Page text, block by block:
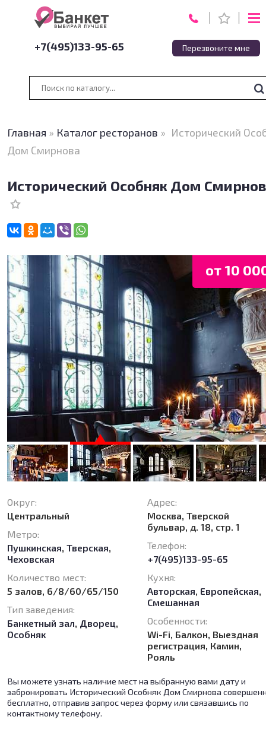
+7(495)133-95-65 Перезвоните мне
Главная » Каталог ресторанов » Исторический
Дом Смирнова
Исторический Особняк Дом
от 10
Округ:
Центральный
Метро:
Пушкинская,Тверская,
Чеховская
Количество мест:
5 залов, 6/8/60/65/150
Тип заведения:
Банкетный зал, Дворец,
Особняк
Адрес:
Москва, Тверской
бульвар, д. 18, стр. 1
Телефон:
+7(495)133-95-65
Кухня:
Авторская, Европейская,
Смешанная
Особенности:
Wi-Fi, Балкон, Выездная
регистрация, Камин,
Рояль
Вы можете узнать наличие мест на выбранную вами дату и
забронировать Исторический Особняк Дом Смирнова
бесплатно, отправив запрос через форму или связавшись по
контактному телефону.